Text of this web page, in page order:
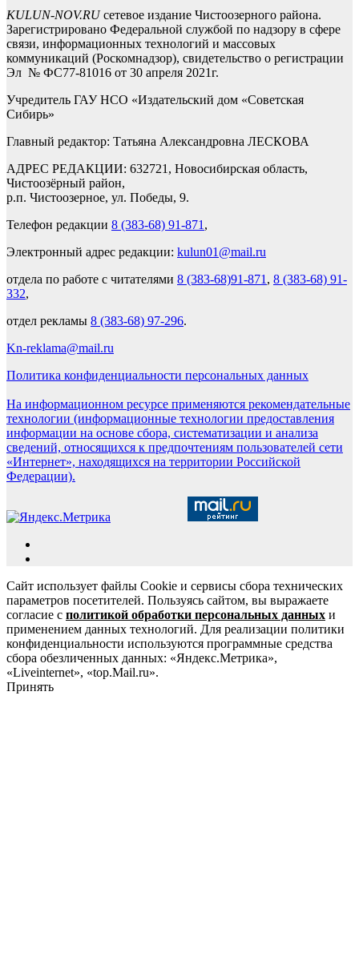
KULUN-NOV.RUсетевое издание Чистоозерного района.
Зарегистрировано Федеральной службой по надзору в сфере
связи, информационных технологий и массовых
коммуникаций (Роскомнадзор), свидетельство о регистрации
Эл № ФС77-81016 от 30 апреля 2021г.
Учредитель ГАУ НСО «Издательский дом «Советская
Сибирь»
Главный редактор: Татьяна Александровна ЛЕСКОВА
АДРЕС РЕДАКЦИИ: 632721, Новосибирская область,
Чистоозёрный район,
р.п. Чистоозерное, ул. Победы, 9.
Телефон редакции 8 (383-68) 91-871 ,
Электронный адрес редакции: kulun01@mail.ru
отдела по работе с читателями 8 (383-68)91-871 , 8 (383-68) 91-
332,
отдел рекламы 8 (383-68) 97-296.
Kn-reklama@mail.ru
Политика конфиденциальности персональных данных
На информационном ресурсе применяются рекомендательные
технологии (информационные технологии предоставления
информации на основе сбора, систематизации и анализа
сведений, относящихся к предпочтениям пользователей сети
«Интернет», находящихся на территории Российской
Федерации).
Сайт использует файлы Cookie и сервисы сбора технических
параметров посетителей. Пользуясь сайтом, вы выражаете
согласие с политикой обработки персональных данных и
применением данных технологий. Для реализации политики
конфиденциальности используются программные средства
сбора обезличенных данных: «Яндекс.Метрика»,
«Liveinternet», «top.Mail.ru».
Принять